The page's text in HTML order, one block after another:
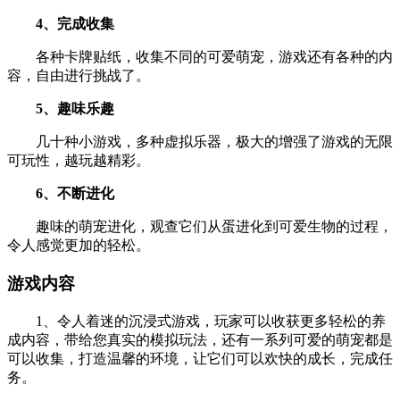
4、完成收集
各种卡牌贴纸，收集不同的可爱萌宠，游戏还有各种的内
容，自由进行挑战了。
5、趣味乐趣
几十种小游戏，多种虚拟乐器，极大的增强了游戏的无限
可玩性，越玩越精彩。
6、不断进化
趣味的萌宠进化，观查它们从蛋进化到可爱生物的过程，
令人感觉更加的轻松。
游戏内容
1、令人着迷的沉浸式游戏，玩家可以收获更多轻松的养
成内容，带给您真实的模拟玩法，还有一系列可爱的萌宠都是
可以收集，打造温馨的环境，让它们可以欢快的成长，完成任
务。